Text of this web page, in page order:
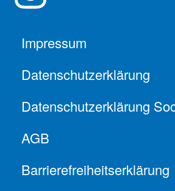
Impressum
Datenschutzerklärung
Datenschutzerklärung
AGB
Barrierefreiheitserklärung